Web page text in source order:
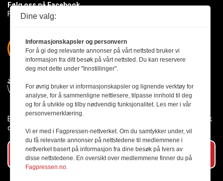
Følg oss på Facebook
Få med deg det siste innen byggebransjen
Byggmesteren følger Vær Varsom-plakaten og presseetikken slik
den er nedfelt i Redaktørplakaten.
Abonner på vårt nyhetsbrev
Dine valg:
Informasjonskapsler og personvern
For å gi deg relevante annonser på vårt nettsted bruker vi
informasjon fra ditt besøk på vårt nettsted. Du kan reservere
deg mot dette under "Innstillinger".
For øvrig bruker vi informasjonskapsler og lignende verktøy for
analyse, for å sammenligne nettlesere, tilpasse innhold til deg
og for å utvikle og tilby nødvendig funksjonalitet. Les mer i vår
personvernerklæring.
Vi er med i Fagpressen-nettverket. Om du samtykker under, vil
du få relevante annonser på nettstedene til medlemmene i
nettverket basert på informasjon fra dine besøk på tvers av
disse nettstedene. En oversikt over medlemmene finner du på
Fagpressen.no.